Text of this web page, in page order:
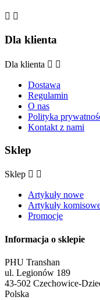
 
Dla klienta
Dla klienta  
Dostawa
Regulamin
O nas
Polityka
Kontakt z nami
Sklep
Sklep  
Artykuły nowe
Artykuły
Promocje
Informacja o sklepie
PHU Transhan
ul. Legionów 189
43-502 Czechowice-
Polska